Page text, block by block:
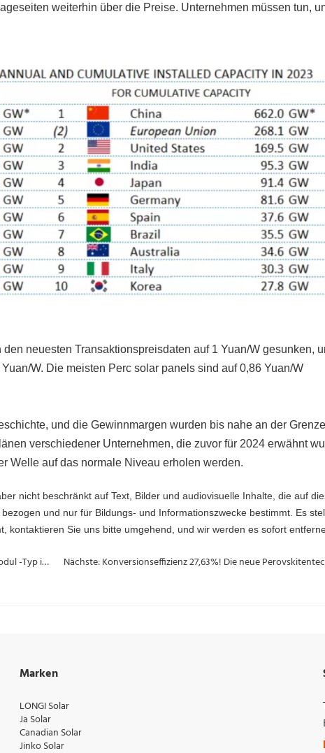
weiterhin über die Preise. Unternehmen müssen tun,
neuesten Transaktionspreisdaten auf 1 Yuan/W gesunken,
W. Die meisten Perc solar panels sind auf 0,86 Yuan/W
und die Gewinnmargen wurden bis nahe an der Grenze
verschiedener Unternehmen, die zuvor für 2024 erwähnt
Welle auf das normale Niveau erholen werden.
nicht beschränkt auf Text, Bilder und audiovisuelle Inhalte, die auf
und nur für Bildungs- und Informationszwecke bestimmt. Es
kontaktieren Sie uns bitte umgehend, und wir werden es sofort
Vorherige: Was ist im Jahr 2024 der Mainstream -Solarmodul -Typ im Nahen Osten?
Marken
LONGI Solar
Ja Solar
Canadian Solar
Jinko Solar